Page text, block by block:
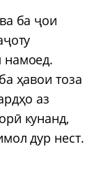
ба ҷои
намоед.
ҳавои тоза
аз
кунанд,
дур нест.